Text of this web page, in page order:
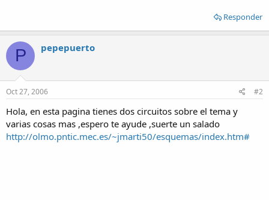
Responder
P pepepuerto
Oct 27, 2006 #2
Hola, en esta pagina tienes dos circuitos sobre el tema y
varias cosas mas ,espero te ayude ,suerte un salado
http://olmo.pntic.mec.es/~jmarti50/esquemas/index.htm#